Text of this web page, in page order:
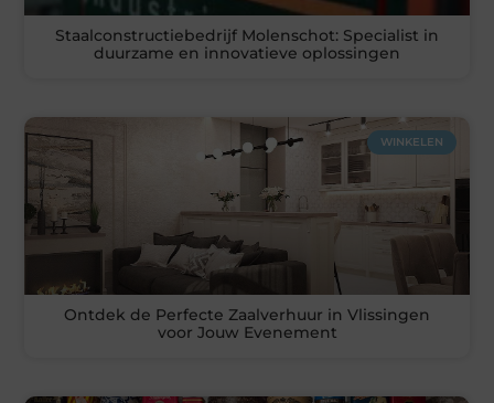
Staalconstructiebedrijf Molenschot: Specialist in
duurzame en innovatieve oplossingen
WINKELEN
Ontdek de Perfecte Zaalverhuur in Vlissingen
voor Jouw Evenement